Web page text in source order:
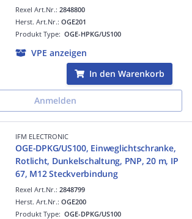
Rexel Art.Nr.:2848800
Produkt Type:OGE-HPKG/US100
Herst. Art.Nr.:OGE201
VPE anzeigen
In den Warenkorb
Anmelden
IFM ELECTRONIC
OGE-DPKG/US100, Einweglichtschranke,
Rotlicht, Dunkelschaltung, PNP, 20 m, IP
67, M12 Steckverbindung
Rexel Art.Nr.:2848799
Produkt Type:OGE-DPKG/US100
Herst. Art.Nr.:OGE200